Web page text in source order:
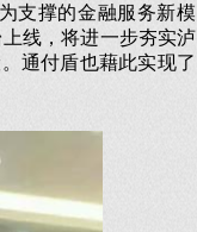
支撑的金融服务新模
线，将进一步夯实泸
通付盾也藉此实现了